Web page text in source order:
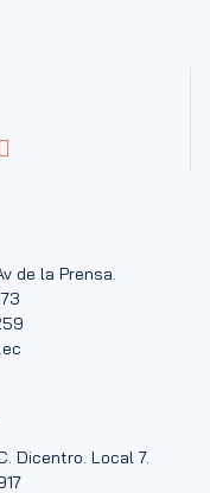
de la Prensa.
Dicentro. Local 7.